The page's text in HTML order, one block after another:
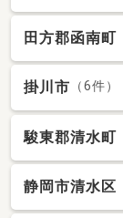
田方郡函南町
掛川市 （6件）
駿東郡清水町
静岡市清水区